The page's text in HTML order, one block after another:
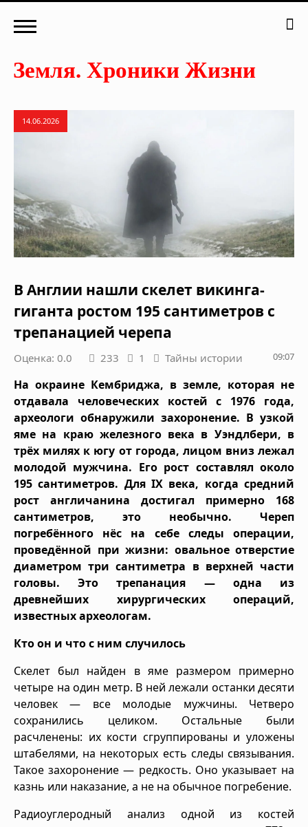
14.06.2026
В Англии нашли скелет викинга-
гиганта ростом 195 сантиметров с
трепанацией черепа
Оценка: 0.0 233 1 Тайны истории 09:07
На окраине Кембриджа, в земле, которая не
отдавала человеческих костей с 1976 года,
археологи обнаружили захоронение. В узкой
яме на краю железного века в Уэндлбери, в
трёх милях к югу от города, лицом вниз лежал
молодой мужчина. Его рост составлял около
195 сантиметров. Для IX века, когда средний
рост англичанина достигал примерно 168
сантиметров, это необычно. Череп
погребённого нёс на себе следы операции,
проведённой при жизни: овальное отверстие
диаметром три сантиметра в верхней части
головы. Это трепанация — одна из
древнейших хирургических операций,
известных археологам.
Кто он и что с ним случилось
Скелет был найден в яме размером примерно
четыре на один метр. В ней лежали останки десяти
человек — все молодые мужчины. Четверо
сохранились целиком. Остальные были
расчленены: их кости сгруппированы и уложены
штабелями, на некоторых есть следы связывания.
Такое захоронение — редкость. Оно указывает на
казнь или наказание, а не на обычное погребение.
Радиоуглеродный анализ одной из костей